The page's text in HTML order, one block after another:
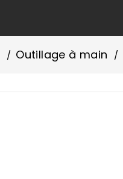
Outillage à main